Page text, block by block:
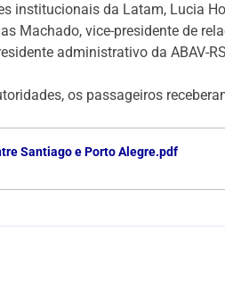
institucionais da Latam, Lucia
Machado, vice-presidente de
administrativo da ABAV-
os passageiros
Santiago e Porto Alegre.pdf